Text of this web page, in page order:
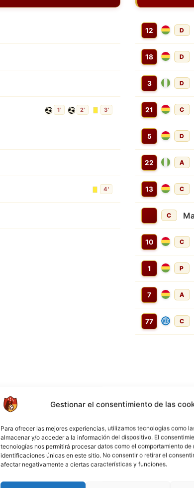
Gestionar el consentimiento de las
Para ofrecer las mejores experiencias, utilizamos tecnologías como
almacenar y/o acceder a la información del dispositivo. El
tecnologías nos permitirá procesar datos como el comportamiento de
identificaciones únicas en este sitio. No consentir o retirar el
afectar negativamente a ciertas características y funciones.
1' 2' 3'
4'
12 D
18 D
3 D
21 C
5 D
22 A
13 C
C
10 C
1 P
7 A
77 C
4'
5' TARJETA